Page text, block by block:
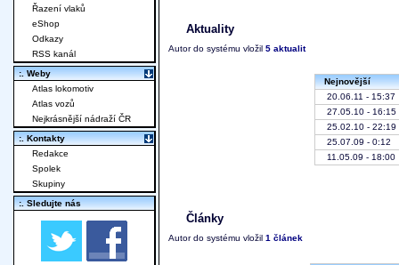
Aktuality
Autor do systému vložil 5 aktualit
Nejnovější
20.06.11 - 15:37
27.05.10 - 16:15
25.02.10 - 22:19
25.07.09 - 0:12
11.05.09 - 18:00
Články
Autor do systému vložil 1 článek
Řazení vlaků
eShop
Odkazy
RSS kanál
:. Weby
Atlas lokomotiv
Atlas vozů
Nejkrásnější nádraží ČR
:. Kontakty
Redakce
Spolek
Skupiny
:. Sledujte nás